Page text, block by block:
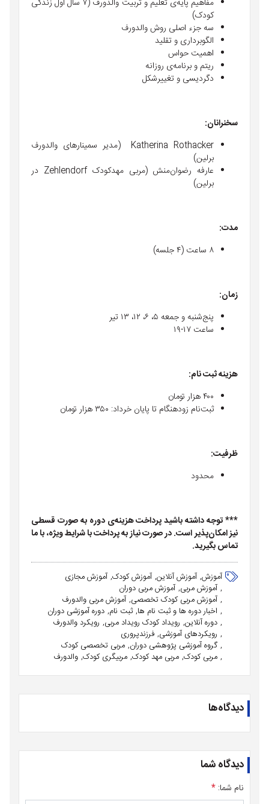
مفاهیم پایه‌ی تعلیم و تربیت والدورف (۷ سال اول زندگی
کودک)
سه جزء اصلی روش والدورف
الگوبرداری و تقلید
اهمیت حواس
ریتم و برنامه‌ی روزانه
دگردیسی و تغییرشکل
سخنرانان:
Katherina Rothacker (مدیر سمینارهای والدورف
برلین)
عارفه رضوان‌منش (مربی مهدکودک Zehlendorf در
برلین)
مدت:
۸ ساعت (۴ جلسه‌)
زمان:
پنج‌شنبه و جمعه ۵، ۶، ۱۲، ۱۳ تیر
ساعت ۱۷-۱۹
هزینه ثبت نام:
۴۰۰ هزار تومان
ثبت‌نام زودهنگام تا پایان خرداد: ۳۵۰ هزار تومان
ظرفیت:
محدود
***توجه داشته باشید پرداخت هزینه‌ی دوره به صورت قسطی
نیز امکان‌پذیر است. در صورت نیاز به پرداخت با شرایط ویژه، با ما
تماس بگیرید.
آموزش آموزش آنلاین آموزش کودک آموزش مجازی
آموزش مربی آموزش مربی دوران
آموزش مربی کودک تخصصی آموزش مربی والدورف
اخبار دوره ها و ثبت نام ها ثبت نام دوره آموزشی دوران
دوره آنلاین رویداد کودک رویداد مربی رویکرد والدورف
رویکردهای آموزشی فرزندپروری
گروه آموزشی پژوهشی دوران مربی تخصصی کودک
مربی کودک مربی مهد کودک مربیگری کودک والدورف
دیدگاه‌ها
دیدگاه شما
نام شما:*